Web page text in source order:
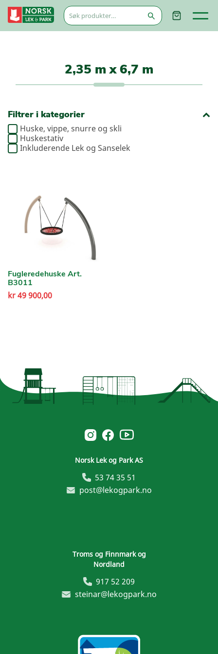
Søk
etter:
2,35 m x 6,7 m
Filtrer i kategorier
Huske, vippe, snurre og skli
Huskestativ
Inkluderende Lek og Sanselek
Fugleredehuske Art.
B3011
kr49 900,00
Norsk Leg & Park instagram
Norsk Leg & Park facebook
Norsk Leg & Park youtube
Norsk Lek og Park AS
53 74 35 51
post@lekogpark.no
Troms og Finnmark og
Nordland
917 52 209
steinar@lekogpark.no